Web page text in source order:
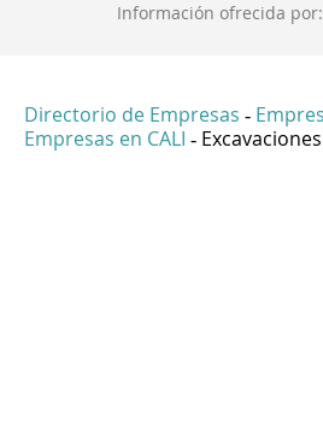
Información ofrecida por:
Directorio de Empresas -
Empresas en CALI -